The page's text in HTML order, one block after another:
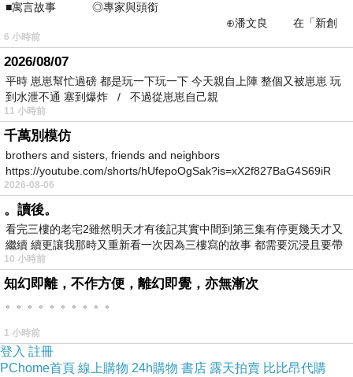
漸遭遇到感情中的風浪。
感情的波瀾
生活中的壓力和種種困難讓他們的感情受到了考
驗。小小的爭執、誤解和疏遠，讓他們感到彼此
之間的距離越來越遠。他們不禁思索，如何挽回
這段美麗的感情，如何讓它重新燃起生命的火
花。
尋找和合術
他們開始學習和合術，一種能夠使彼此和諧相處
的技巧和智慧。他們明白，感情的維護需要雙方
的努力和付出。他們學會了傾聽和理解對方的需
求，學會了表達自己的想法和感受。他們開始用
愛和溝通來解決問題，不再讓爭執和誤解毀壞他
挽回失去的感情
有時候，失去的感情似乎再也無法挽回。但他們
■寓言故事 ◎專家與頭銜
⊕潘文良 在「新創
之谷」裡——
6 小時前
2026/08/07
平時 崽崽幫忙過磅 都是玩一下玩一下 今天親自上陣 整個又被崽崽 玩
到水泄不通 塞到爆炸 / 不過從崽崽自己親
11 小時前
千萬別模仿
brothers and sisters, friends and neighbors
https://youtube.com/shorts/hUfepoOgSak?is=xX2f827BaG4S69iR
https
2026-08-06
。讀後。
看完三樓的老宅2雖然明天才有後記其實中間到第三集有停更幾天才又
繼續 續更讓我那時又重新看一次因為三樓寫的故事 都需要沉浸且要帶
有
10 小時前
知幻即離，不作方便，離幻即覺，亦無漸次
。。。。。。。。。。
1 小時前
登入 註冊
PChome首頁 線上購物 24h購物 書店 露天拍賣 比比昂代購